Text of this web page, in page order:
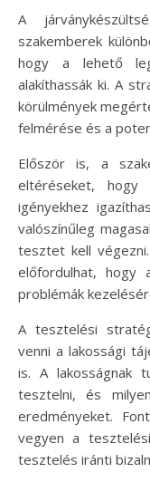
A
szakemberek
hogy a lehető
alakíthassák ki. A
körülmények
felmérése és a
Először is, a
eltéréseket,
igényekhez
valószínűleg
tesztet kell
előfordulhat, hogy
problémák
A tesztelési
venni a lakossági
is. A lakosságnak
tesztelni, és
eredményeket.
vegyen a
tesztelés iránti